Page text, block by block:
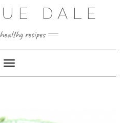
DALE
recipes
Cambiar modo de navegación